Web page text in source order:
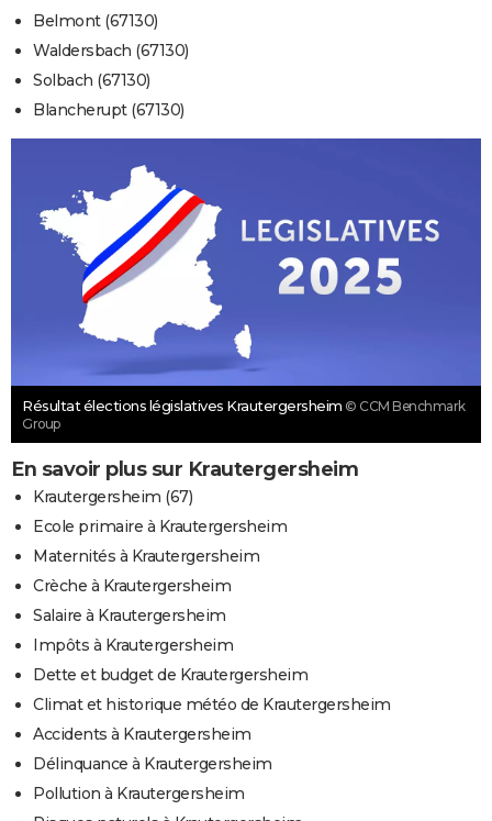
Belmont (67130)
Waldersbach (67130)
Solbach (67130)
Blancherupt (67130)
Résultat élections législatives Krautergersheim © CCM Benchmark
Group
En savoir plus sur Krautergersheim
Krautergersheim (67)
Ecole primaire à Krautergersheim
Maternités à Krautergersheim
Crèche à Krautergersheim
Salaire à Krautergersheim
Impôts à Krautergersheim
Dette et budget de Krautergersheim
Climat et historique météo de Krautergersheim
Accidents à Krautergersheim
Délinquance à Krautergersheim
Pollution à Krautergersheim